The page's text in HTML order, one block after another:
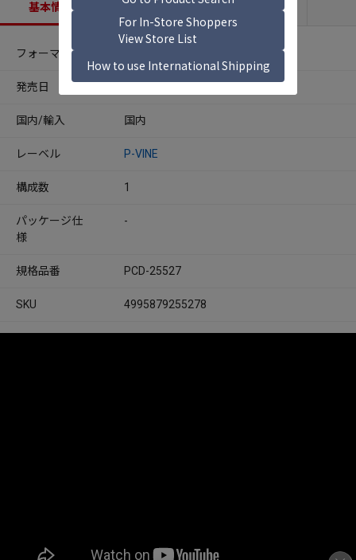
基本情報 収録内容
フォーマット
発売日
国内/輸入 国内
レーベル P-VINE
構成数 1
パッケージ仕
様
-
規格品番 PCD-25527
SKU 4995879255278